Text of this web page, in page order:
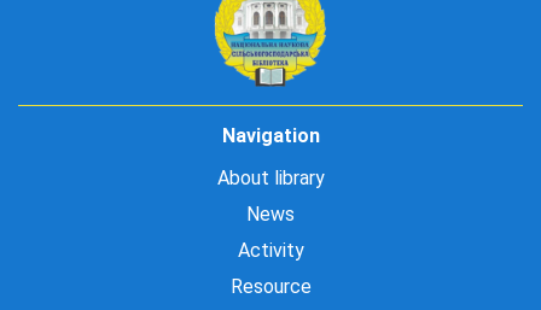
Navigation
About library
News
Activity
Resource